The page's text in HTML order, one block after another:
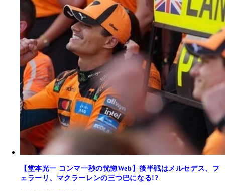
【堂本光一 コンマ一秒の恍惚Web】後半戦はメルセデス、フ
ェラーリ、マクラーレンの三つ巴になる!?